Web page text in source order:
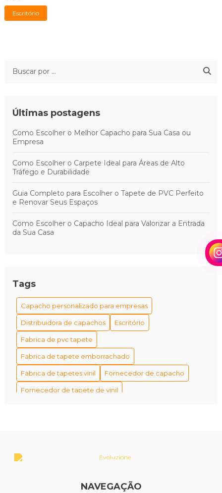
Escritório
Últimas postagens
Como Escolher o Melhor Capacho para Sua Casa ou
Empresa
Como Escolher o Carpete Ideal para Áreas de Alto
Tráfego e Durabilidade
Guia Completo para Escolher o Tapete de PVC Perfeito
e Renovar Seus Espaços
Como Escolher o Capacho Ideal para Valorizar a Entrada
da Sua Casa
Tags
Capacho personalizado para empresas
Distribuidora de capachos Escritório
Fabrica de pvc tapete
Fabrica de tapete emborrachado
Fabrica de tapetes vinil Fornecedor de capacho
Fornecedor de tapete de vinil
Fábrica de tapetes e capachos personalizados
Industria de tapete Melhor tapete para piso elevador
NAVEGAÇÃO